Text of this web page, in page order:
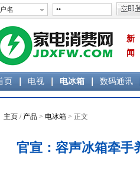
新
闻
页 电视 电冰箱 数码通讯
主页 / 产品 > 电冰箱 > 正文
官宣：容声冰箱牵手